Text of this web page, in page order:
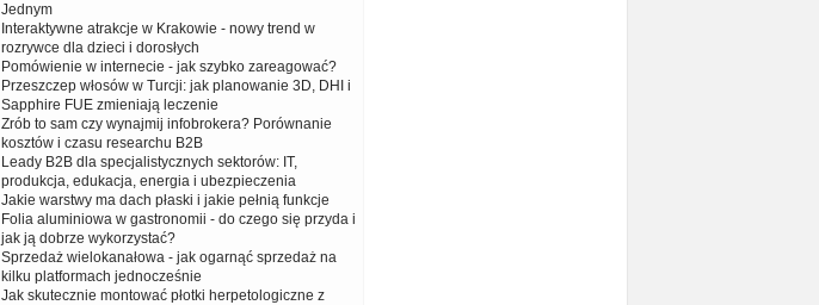
Jednym
Interaktywne atrakcje w Krakowie - nowy trend w
rozrywce dla dzieci i dorosłych
Pomówienie w internecie - jak szybko zareagować?
Przeszczep włosów w Turcji: jak planowanie 3D, DHI i
Sapphire FUE zmieniają leczenie
Zrób to sam czy wynajmij infobrokera? Porównanie
kosztów i czasu researchu B2B
Leady B2B dla specjalistycznych sektorów: IT,
produkcja, edukacja, energia i ubezpieczenia
Jakie warstwy ma dach płaski i jakie pełnią funkcje
Folia aluminiowa w gastronomii - do czego się przyda i
jak ją dobrze wykorzystać?
Sprzedaż wielokanałowa - jak ogarnąć sprzedaż na
kilku platformach jednocześnie
Jak skutecznie montować płotki herpetologiczne z